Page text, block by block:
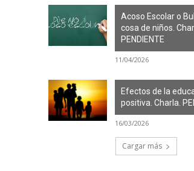
Acoso Escolar o
cosa de niños.
PENDIENTE
11/04/2026
Efectos de la
positiva. Charla.
16/03/2026
Cargar más